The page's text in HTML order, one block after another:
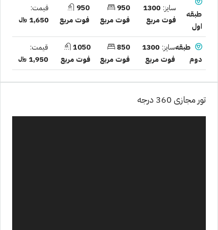
طبقه
اول
سایز:1300
فوت مربع
950
فوت مربع
950
فوت مربع
قیمت:
1,650 ﷼
طبقه
دوم
سایز:1300
فوت مربع
850
فوت مربع
1050
فوت مربع
قیمت:
1,950 ﷼
تور مجازی 360 درجه